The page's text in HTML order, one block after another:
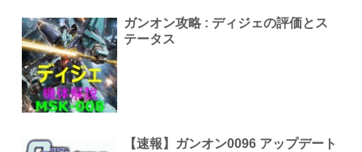
ガンオン攻略 : ディジェの評価とス
テータス
【速報】ガンオン0096 アップデート